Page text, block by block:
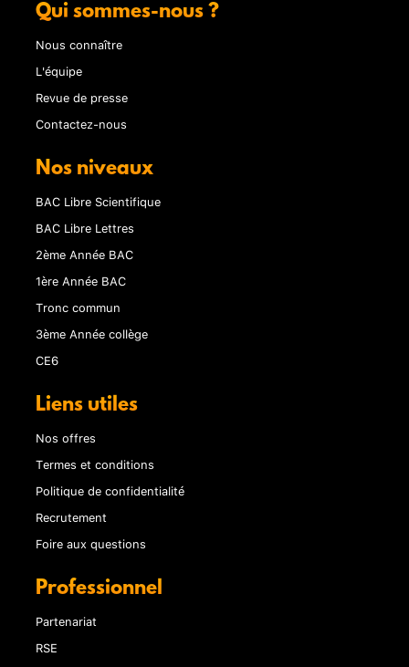
Qui sommes-nous ?
Nous connaître
L'équipe
Revue de presse
Contactez-nous
Nos niveaux
BAC Libre Scientifique
BAC Libre Lettres
2ème Année BAC
1ère Année BAC
Tronc commun
3ème Année collège
CE6
Liens utiles
Nos offres
Termes et conditions
Politique de confidentialité
Recrutement
Foire aux questions
Professionnel
Partenariat
RSE